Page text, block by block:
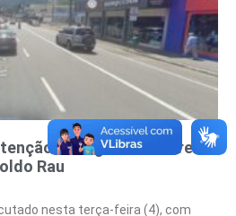
emergencial em rede
Rau
nesta terça-feira (4), com